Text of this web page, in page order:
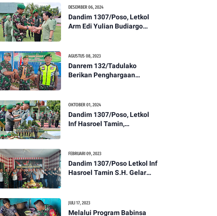
Kesehatan Tentang
Pencegahan DBD
DESEMBER 06, 2024
Dandim 1307/Poso, Letkol
Arm Edi Yulian Budiargo
1307/Poso
AGUSTUS 08, 2023
Danrem 132/Tadulako
Berikan Penghargaan
OKTOBER 01, 2024
Dandim 1307/Poso, Letkol
Inf Hasroel Tamin,
Kenaikan Pangkat Personel
Kodim 1307/Poso
FEBRUARI 09, 2023
Dandim 1307/Poso Letkol Inf
Hasroel Tamin S.H. Gelar
Tahun 2023
JULI 17, 2023
Melalui Program Babinsa